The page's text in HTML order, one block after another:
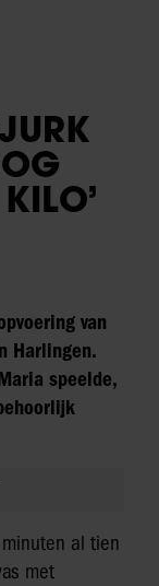
van
Harlingen.
speelde,
al tien
met